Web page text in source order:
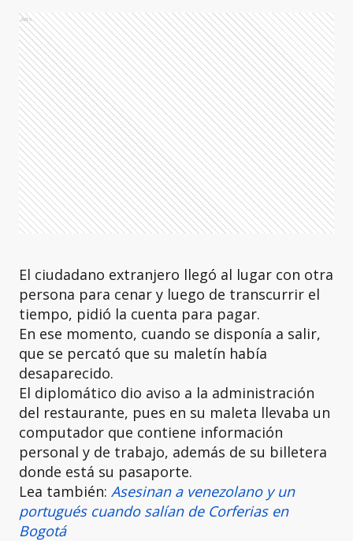
Ads
El ciudadano extranjero llegó al lugar con otra
persona para cenar y luego de transcurrir el
tiempo, pidió la cuenta para pagar.
En ese momento, cuando se disponía a salir,
que se percató que su maletín había
desaparecido.
El diplomático dio aviso a la administración
del restaurante, pues en su maleta llevaba un
computador que contiene información
personal y de trabajo, además de su billetera
donde está su pasaporte.
Lea también: Asesinan a venezolano y un
portugués cuando salían de Corferias en
Bogotá